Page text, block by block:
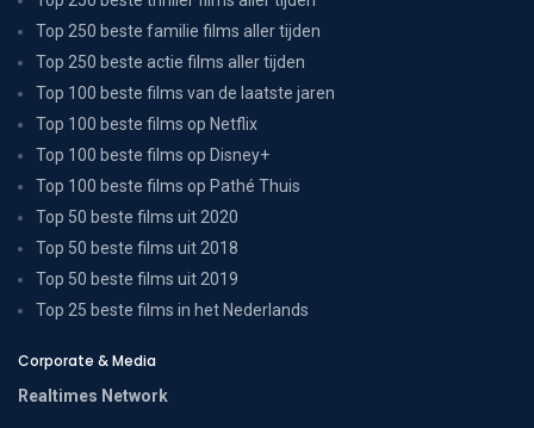
Top 250 beste familie films aller tijden
Top 250 beste actie films aller tijden
Top 100 beste films van de laatste jaren
Top 100 beste films op Netflix
Top 100 beste films op Disney+
Top 100 beste films op Pathé Thuis
Top 50 beste films uit 2020
Top 50 beste films uit 2018
Top 50 beste films uit 2019
Top 25 beste films in het Nederlands
Corporate & Media
Realtimes Network